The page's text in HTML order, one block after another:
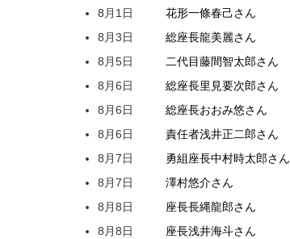
8月1日
花形一條春己さん
8月3日
総座長龍美麗さん
8月5日
二代目藤間智太郎さん
8月6日
総座長里見要次郎さん
8月6日
総座長おおみ悠さん
8月6日
責任者浅井正二郎さん
8月7日
勇組座長中村時太郎さん
8月7日
澤村悠介さん
8月8日
座長長縄龍郎さん
8月8日
座長浅井海斗さん